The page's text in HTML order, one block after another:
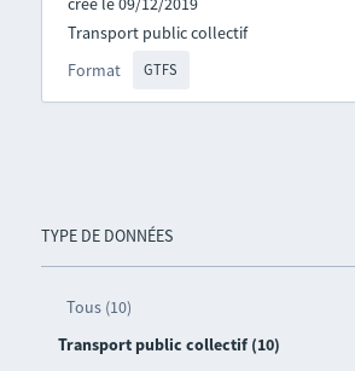
TYPE DE DONNÉES
Tous (10)
Transport public collectif (10)
Format GTFS
Transport public collectif